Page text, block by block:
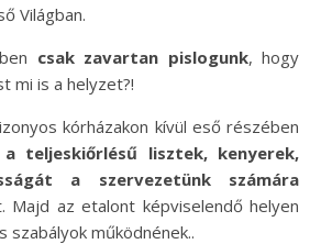
Világban.
csak zavartan pislogunk, hogy
mi is a helyzet?!
kórházakon kívül eső részében
teljeskiőrlésű lisztek, kenyerek,
a szervezetünk számára
Majd az etalont képviselendő helyen
szabályok működnének..